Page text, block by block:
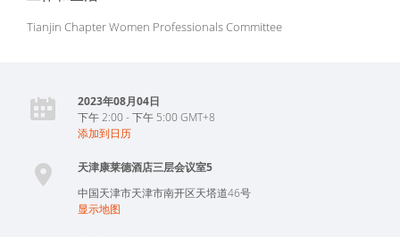
Tianjin Chapter Women Professionals Committee
2023年08月04日
下午 2:00 - 下午 5:00 GMT+8
添加到日历
天津康莱德酒店三层会议室5
中国天津市天津市南开区天塔道46号
显示地图